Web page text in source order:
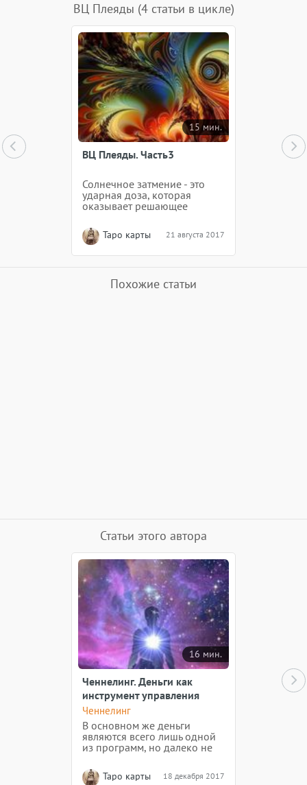
ВЦ Плеяды (4 статьи в цикле)
15 мин.
ВЦ Плеяды. Часть3
Солнечное затмение - это
ударная доза, которая
оказывает решающее
перехода, которая
происходит прямо сейчас.
Таро карты 21 августа 2017
Похожие статьи
Статьи этого автора
16 мин.
Ченнелинг. Деньги как
инструмент управления
сознанием. Часть 2
Ченнелинг
В основном же деньги
являются всего лишь одной
из программ, но далеко не
регулируются достаточно
легко вашими обычными
Таро карты 18 декабря 2017